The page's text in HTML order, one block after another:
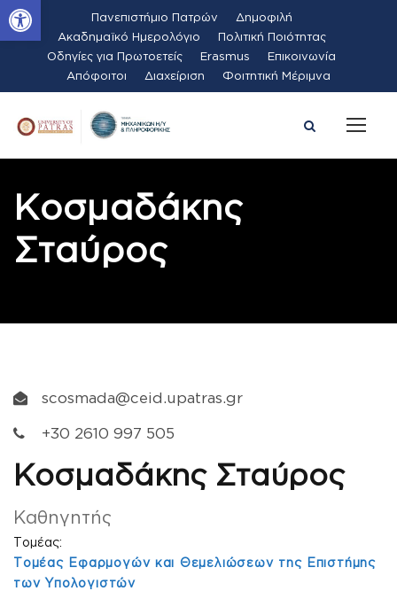
Ανοίξτε τη γραμμή εργαλείων Πανεπιστήμιο Πατρών
Δημοφιλή
Ακαδημαϊκό Ημερολόγιο
Πολιτική Ποιότητας
Οδηγίες για Πρωτοετείς
Erasmus
Επικοινωνία
Απόφοιτοι
Διαχείριση Φοιτητική Μέριμνα
Κοσμαδάκης
Σταύρος
scosmada@ceid.upatras.gr
+30 2610 997 505
Κοσμαδάκης Σταύρος
Καθηγητής
Τομέας:
Τομέας Εφαρμογών και Θεμελιώσεων της Επιστήμης
των Υπολογιστών